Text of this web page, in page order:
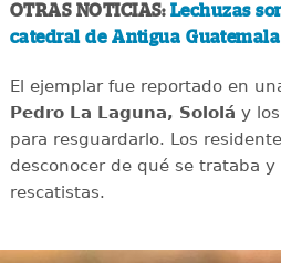
OTRAS NOTICIAS: Lechuzas
catedral de Antigua Guatemala
El ejemplar fue reportado en
Pedro La Laguna, Sololá y
para resguardarlo. Los
desconocer de qué se trataba y
rescatistas.